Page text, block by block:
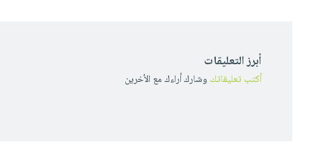
أبرز التعليقات
أكتب تعليقاتك وشارك أراءك مع الأخرين